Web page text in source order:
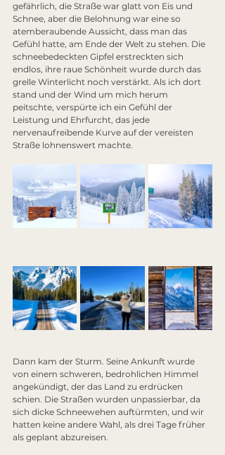
gefährlich, die Straße war glatt von Eis und
Schnee, aber die Belohnung war eine so
atemberaubende Aussicht, dass man das
Gefühl hatte, am Ende der Welt zu stehen. Die
schneebedeckten Gipfel erstreckten sich
endlos, ihre raue Schönheit wurde durch das
grelle Winterlicht noch verstärkt. Als ich dort
stand und der Wind um mich herum
peitschte, verspürte ich ein Gefühl der
Leistung und Ehrfurcht, das jede
nervenaufreibende Kurve auf der vereisten
Straße lohnenswert machte.
Dann kam der Sturm. Seine Ankunft wurde
von einem schweren, bedrohlichen Himmel
angekündigt, der das Land zu erdrücken
schien. Die Straßen wurden unpassierbar, da
sich dicke Schneewehen auftürmten, und wir
hatten keine andere Wahl, als drei Tage früher
als geplant abzureisen.